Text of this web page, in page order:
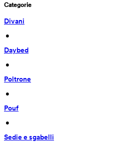
Categorie
Divani
•
Daybed
•
Poltrone
•
Pouf
•
Sedie e sgabelli